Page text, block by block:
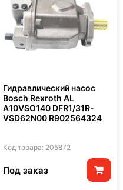
Гидравлический насос
Bosch Rexroth AL
A10VSO140 DFR1/31R-
VSD62N00 R902564324
Код товара: 205872
Под заказ